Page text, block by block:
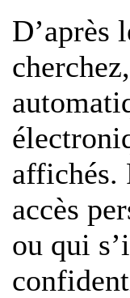
D’après
affichés.
accès
ou qui